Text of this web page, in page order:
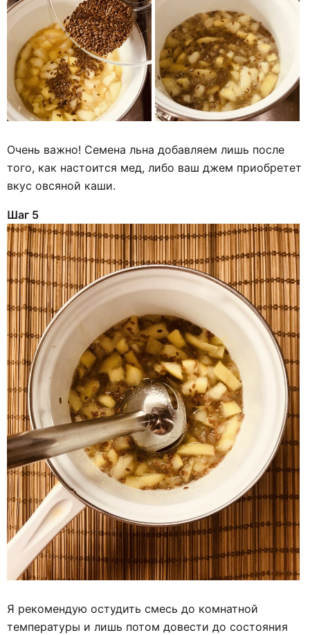
Очень важно! Семена льна добавляем лишь после
того, как настоится мед, либо ваш джем приобретет
вкус овсяной каши.
Шаг 5
Я рекомендую остудить смесь до комнатной
температуры и лишь потом довести до состояния